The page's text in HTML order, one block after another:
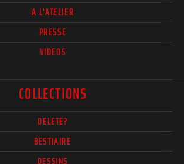
A L'ATELIER
PRESSE
VIDEOS
COLLECTIONS
DELETE?
BESTIAIRE